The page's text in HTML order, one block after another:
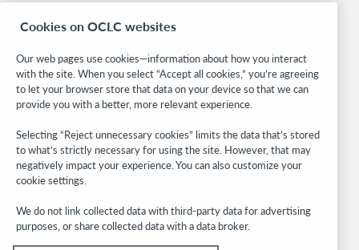
Research
WebJunction
Stay in the know.
Get the latest product updates, research, events, and much more—
right to your inbox.
Subscribe now
Cookies on OCLC websites
Our web pages use cookies—information about how you interact
with the site. When you select “Accept all cookies,” you’re agreeing
to let your browser store that data on your device so that we can
provide you with a better, more relevant experience.
Selecting “Reject unnecessary cookies” limits the data that’s stored
to what’s strictly necessary for using the site. However, that may
negatively impact your experience. You can also customize your
cookie settings.
We do not link collected data with third-party data for advertising
purposes, or share collected data with a data broker.